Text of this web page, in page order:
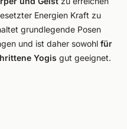
Energien Kraft zu
grundlegende Posen
und ist daher sowohl für
Yogis gut geeignet.